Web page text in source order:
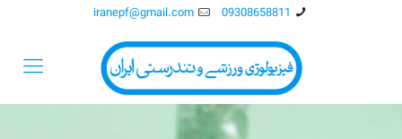
09308658811
iranepf@gmail.com